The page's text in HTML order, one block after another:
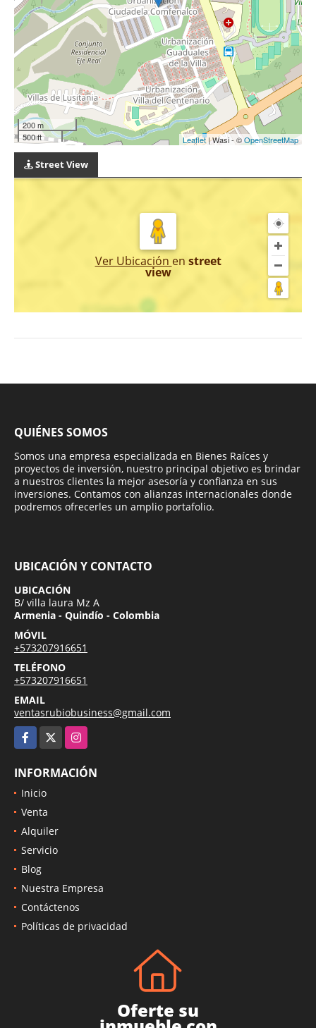
200 m
500 ft
Leaflet| Wasi - ©OpenStreetMap
Street View
Ver Ubicación en street
view
QUIÉNES SOMOS
Somos una empresa especializada en Bienes Raíces y
proyectos de inversión, nuestro principal objetivo es brindar
a nuestros clientes la mejor asesoría y confianza en sus
inversiones. Contamos con alianzas internacionales donde
podremos ofrecerles un amplio portafolio.
UBICACIÓN Y CONTACTO
UBICACIÓN
B/ villa laura Mz A
Armenia - Quindío - Colombia
MÓVIL
+573207916651
TELÉFONO
+573207916651
EMAIL
ventasrubiobusiness@gmail.com
Facebook
Instagram
INFORMACIÓN
Inicio
Venta
Alquiler
Servicio
Blog
Nuestra Empresa
Contáctenos
Políticas de privacidad
Oferte su